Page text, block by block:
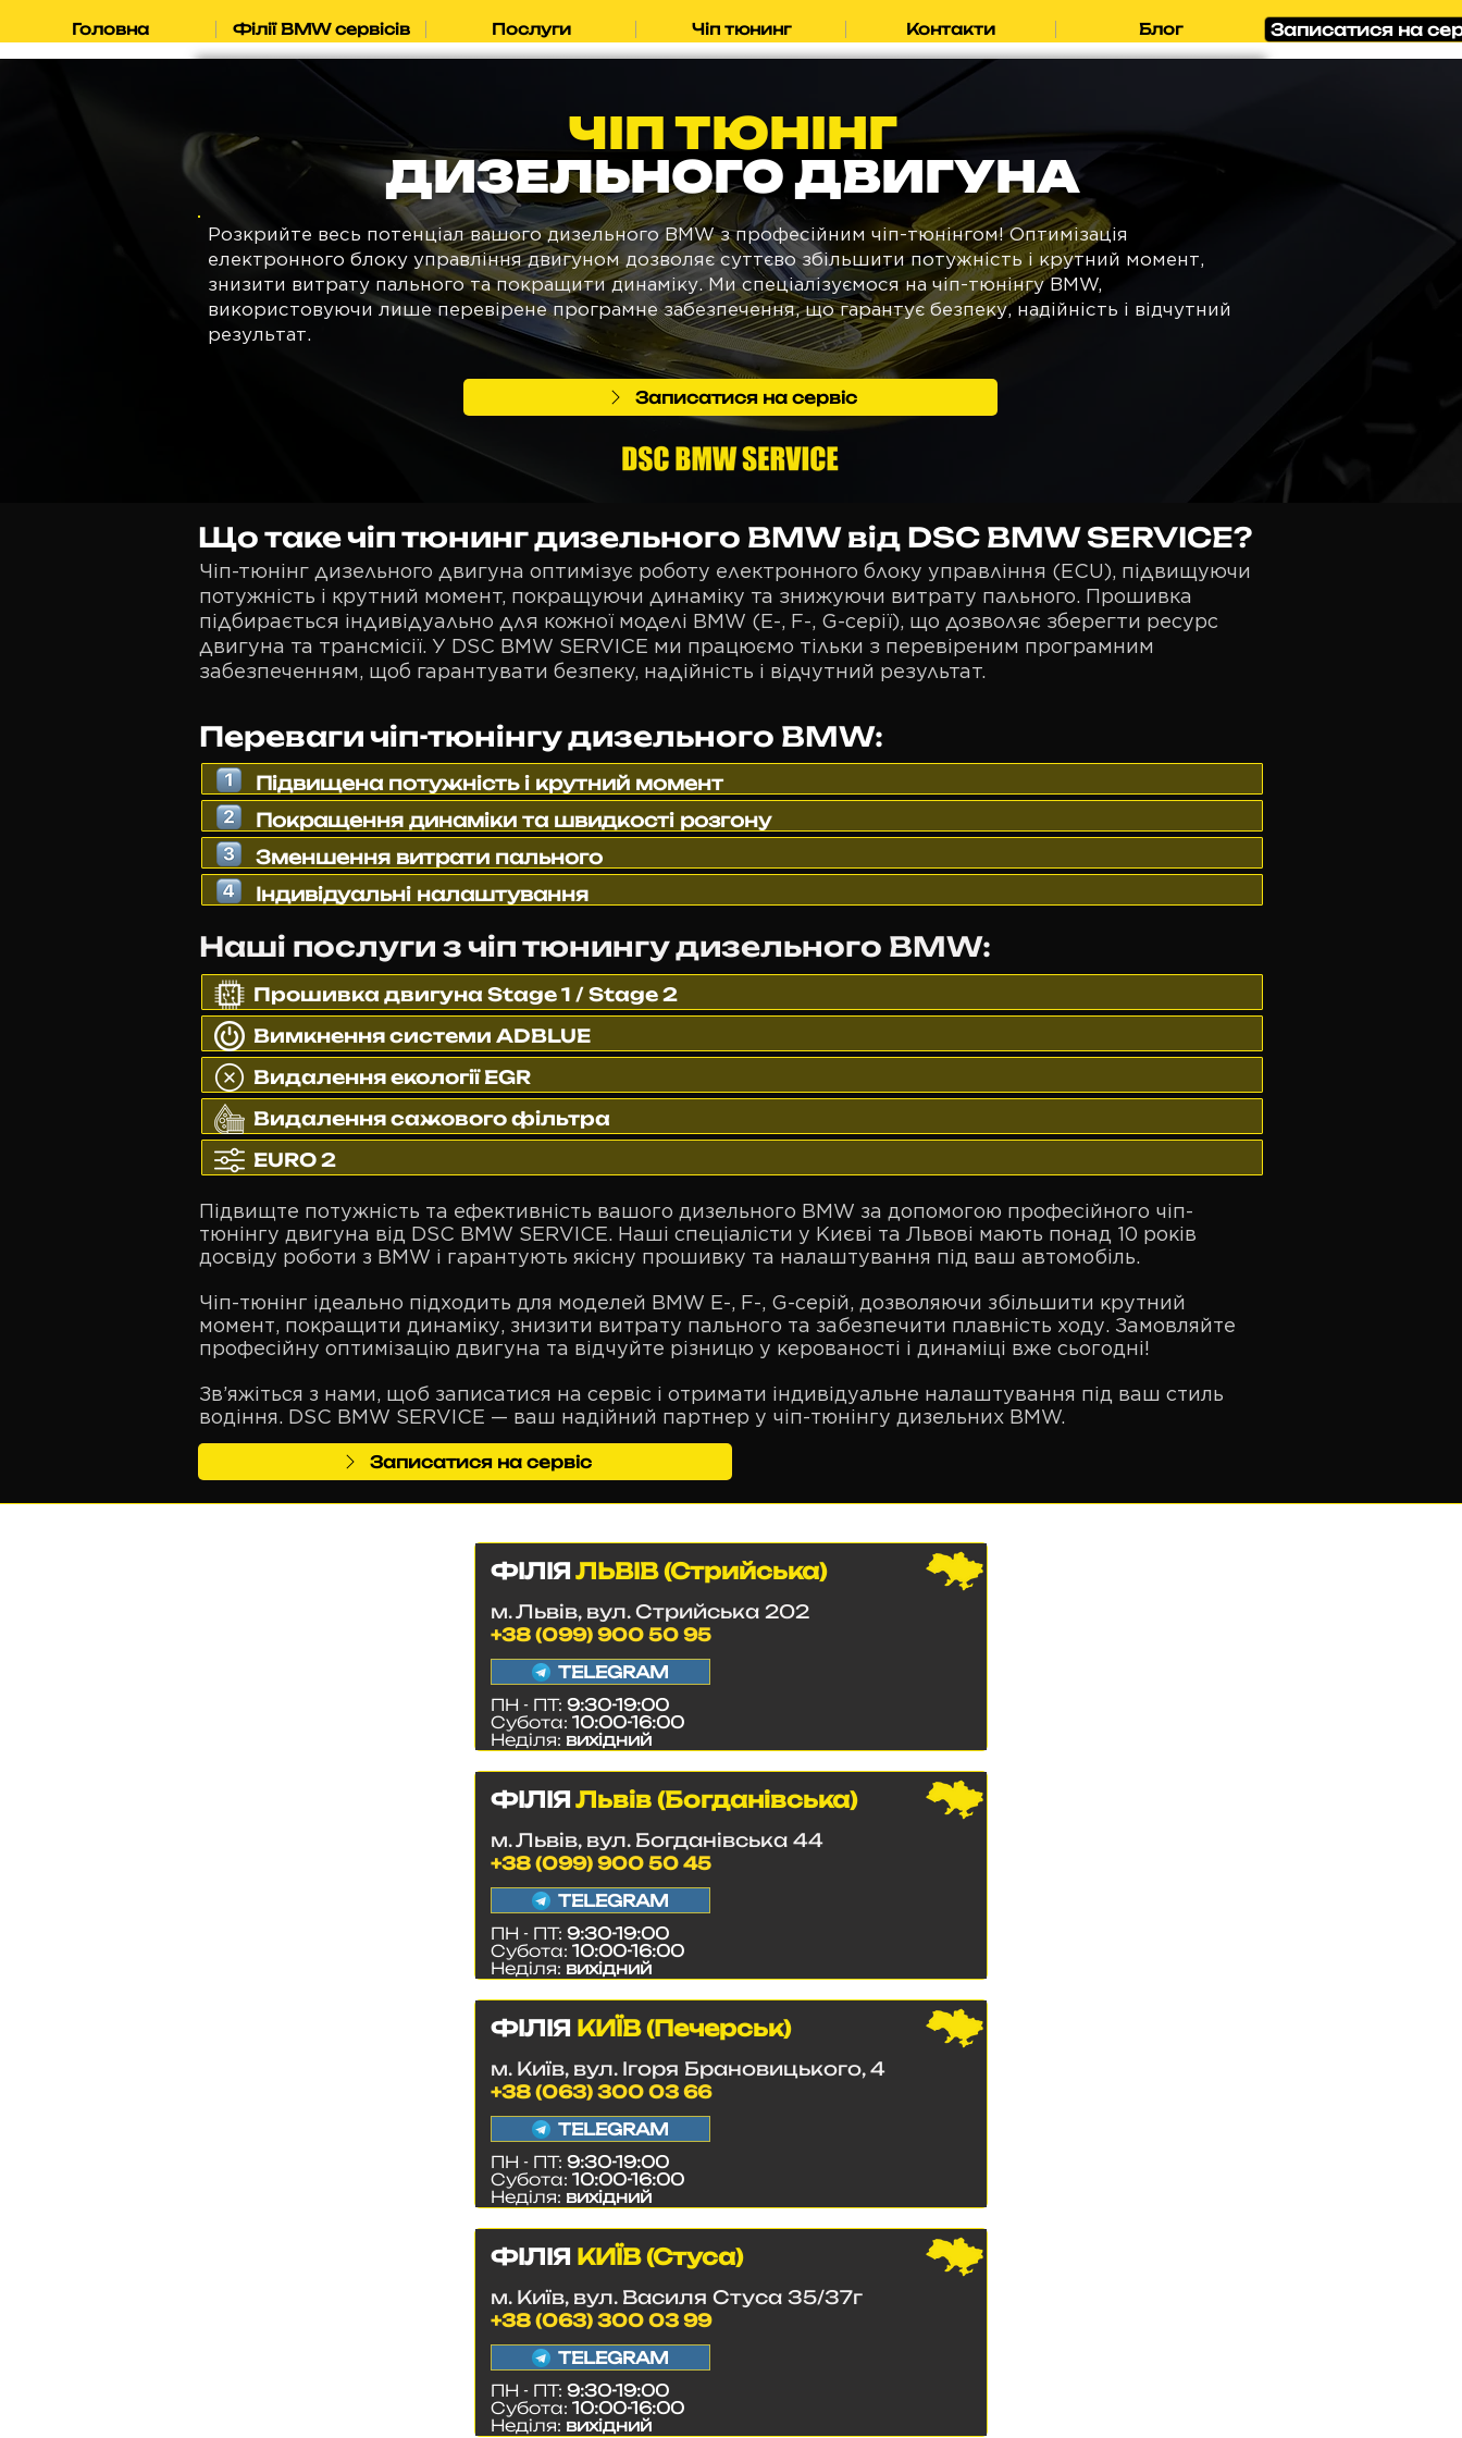
Головна Філії BMW сервісів Послуги Чіп тюнинг Контакти Блог Записатися на
ЧІП ТЮНІНГ
ДИЗЕЛЬНОГО ДВИГУНА
Розкрийте весь потенціал вашого дизельного BMW з професійним чіп-тюнінгом! Оптимізація
електронного блоку управління двигуном дозволяє суттєво збільшити потужність і крутний момент,
знизити витрату пального та покращити динаміку. Ми спеціалізуємося на чіп-тюнінгу BMW,
використовуючи лише перевірене програмне забезпечення, що гарантує безпеку, надійність і відчутний
результат.
Записатися на сервіс
Що таке чіп тюнинг дизельного BMW від DSC BMW SERVICE?
Чіп-тюнінг дизельного двигуна оптимізує роботу електронного блоку управління (ECU), підвищуючи
потужність і крутний момент, покращуючи динаміку та знижуючи витрату пального. Прошивка
підбирається індивідуально для кожної моделі BMW (E-, F-, G-серії), що дозволяє зберегти ресурс
двигуна та трансмісії. У DSC BMW SERVICE ми працюємо тільки з перевіреним програмним
забезпеченням, щоб гарантувати безпеку, надійність і відчутний результат.
Переваги чіп-тюнінгу дизельного BMW:
Підвищена потужність і крутний момент
Покращення динаміки та швидкості розгону
Зменшення витрати пального
Індивідуальні налаштування
Наші послуги з чіп тюнингу дизельного BMW:
Прошивка двигуна Stage 1 / Stage 2
Вимкнення системи ADBLUE
Видалення екології EGR
Видалення сажового фільтра
EURO 2
Підвищте потужність та ефективність вашого дизельного BMW за допомогою професійного чіп-
тюнінгу двигуна від DSC BMW SERVICE. Наші спеціалісти у Києві та Львові мають понад 10 років
досвіду роботи з BMW і гарантують якісну прошивку та налаштування під ваш автомобіль.
Чіп-тюнінг ідеально підходить для моделей BMW E-, F-, G-серій, дозволяючи збільшити крутний
момент, покращити динаміку, знизити витрату пального та забезпечити плавність ходу. Замовляйте
професійну оптимізацію двигуна та відчуйте різницю у керованості і динаміці вже сьогодні!
Зв’яжіться з нами, щоб записатися на сервіс і отримати індивідуальне налаштування під ваш стиль
водіння. DSC BMW SERVICE — ваш надійний партнер у чіп-тюнінгу дизельних BMW.
Записатися на сервіс
ФІЛІЯ ЛЬВІВ (Стрийська)
м. Львів, вул. Стрийська 202
+38 (099) 900 50 95
TELEGRAM
ПН - ПТ: 9:30-19:00
Субота: 10:00-16:00
Неділя: вихідний
ФІЛІЯ Львів (Богданівська)
м. Львів, вул. Богданівська 44
+38 (099) 900 50 45
TELEGRAM
ПН - ПТ: 9:30-19:00
Субота: 10:00-16:00
Неділя: вихідний
ФІЛІЯ КИЇВ (Печерськ)
м. Київ, вул. Ігоря Брановицького, 4
+38 (063) 300 03 66
TELEGRAM
ПН - ПТ: 9:30-19:00
Субота: 10:00-16:00
Неділя: вихідний
ФІЛІЯ КИЇВ (Стуса)
м. Київ, вул. Василя Стуса 35/37г
+38 (063) 300 03 99
TELEGRAM
ПН - ПТ: 9:30-19:00
Субота: 10:00-16:00
Неділя: вихідний